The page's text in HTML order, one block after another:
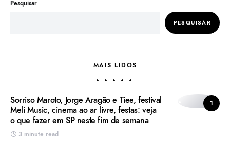
Pesquisar
PESQUISAR
MAIS LIDOS
1
Sorriso Maroto, Jorge Aragão e Tiee, festival
Meli Music, cinema ao ar livre, festas: veja
o que fazer em SP neste fim de semana
3 minute read